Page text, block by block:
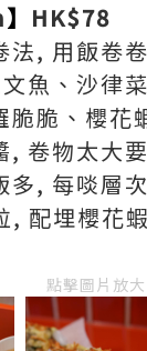
】 HK$78
法, 用飯卷
魚、沙律
脆脆、櫻花
, 卷物太大
多, 每啖層
, 配埋櫻花
點擊圖片放大